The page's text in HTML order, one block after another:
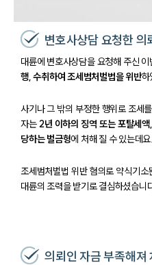
변호사상담 요청한 의
대륜에 변호사상담을 요청해 주신
행, 수취하여 조세범처벌법을 위반하
사기나 그 밖의 부정한 행위로 조세
자는2년 이하의 징역 또는 포탈세
당하는 벌금형에 처해 질 수 있는데요.
조세범처벌법 위반 혐의로 약식기
대륜의 조력을 받기로 결심하셨습니
의뢰인 자금 부족해져